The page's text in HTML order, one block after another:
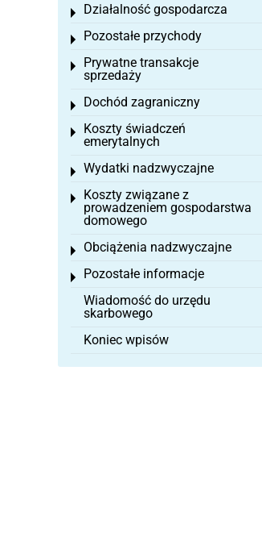
Działalność gospodarcza
Toggle menu
Pozostałe przychody
Toggle menu
Prywatne transakcje
sprzedaży
Toggle menu
Dochód zagraniczny
Toggle menu
Koszty świadczeń
emerytalnych
Toggle menu
Wydatki nadzwyczajne
Toggle menu
Koszty związane z
prowadzeniem gospodarstwa
domowego
Toggle menu
Obciążenia nadzwyczajne
Toggle menu
Pozostałe informacje
Toggle menu
Wiadomość do urzędu
skarbowego
Koniec wpisów